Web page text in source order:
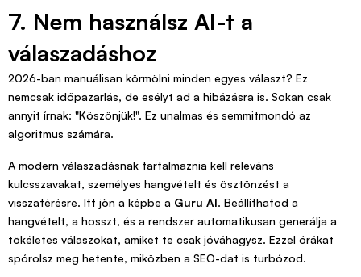
7. Nem használsz AI-t a
válaszadáshoz
2026-ban manuálisan körmölni minden egyes választ? Ez
nemcsak időpazarlás, de esélyt ad a hibázásra is. Sokan csak
annyit írnak: "Köszönjük!". Ez unalmas és semmitmondó az
algoritmus számára.
A modern válaszadásnak tartalmaznia kell releváns
kulcsszavakat, személyes hangvételt és ösztönzést a
visszatérésre. Itt jön a képbe a Guru AI. Beállíthatod a
hangvételt, a hosszt, és a rendszer automatikusan generálja a
tökéletes válaszokat, amiket te csak jóváhagysz. Ezzel órákat
spórolsz meg hetente, miközben a SEO-dat is turbózod.